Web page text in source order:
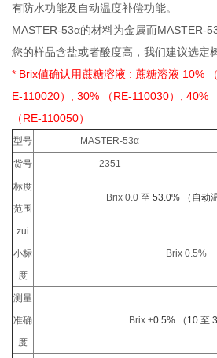
有防水功能及自动温度补偿功能。
MASTER-53α的材料为金属而MASTER-
您的样品含盐或者酸度高，我们建议选定
* Brix値确认用蔗糖溶液 : 蔗糖溶液 10%
E-110020）, 30% （RE-110030）, 40%
（RE-110050）
型号 MASTER-53α
货号 2351
标度
范围
Brix 0.0 至 53.0% （自动
zui
小标
度
Brix 0.5%
测量
准确
度
Brix ±0.5% （10 至